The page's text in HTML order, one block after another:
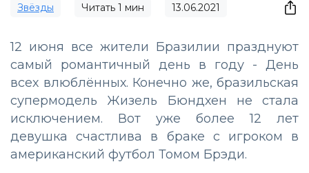
Звёзды Читать 1 мин 13.06.2021
12 июня все жители Бразилии празднуют
самый романтичный день в году - День
всех влюблённых. Конечно же, бразильская
супермодель Жизель Бюндхен не стала
исключением. Вот уже более 12 лет
девушка счастлива в браке с игроком в
американский футбол Томом Брэди.